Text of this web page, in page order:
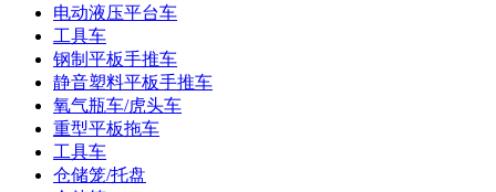
电动液压平台车
工具车
钢制平板手推车
静音塑料平板手推车
氧气瓶车/虎头车
重型平板拖车
工具车
仓储笼/托盘